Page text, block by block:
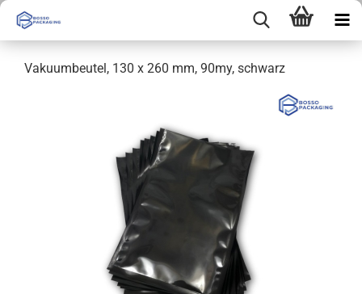
Vakuumbeutel, 130 x 260 mm, 90my, schwarz